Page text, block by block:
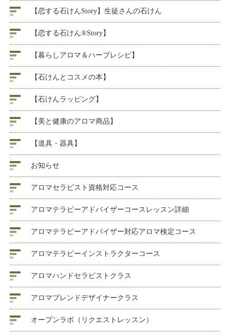
【恋する石けんStory】生徒さんの石けん
【恋する石けん®Story】
【暮らしアロマ＆ハーブレシピ】
【石けんとコスメの本】
【石けんラッピング】
【美と健康のアロマ商品】
【道具・器具】
お知らせ
アロマセラピスト資格対応コース
アロマテラピーアドバイザーコースレッスン詳細
アロマテラピーアドバイザー対応アロマ検定コース
アロマテラピーインストラクターコース
アロマハンドセラピストクラス
アロマブレンドデザイナークラス
オープンラボ（リクエストレッスン）